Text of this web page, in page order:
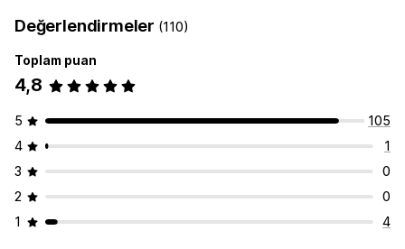
Değerlendirmeler (110)
Toplam puan
4,8
5
105
4
1
3
0
2
0
1
4